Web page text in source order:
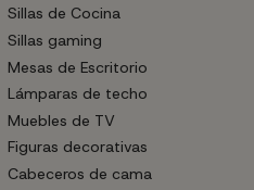
Sillas de Cocina
Sillas gaming
Mesas de Escritorio
Lámparas de techo
Muebles de TV
Figuras decorativas
Cabeceros de cama